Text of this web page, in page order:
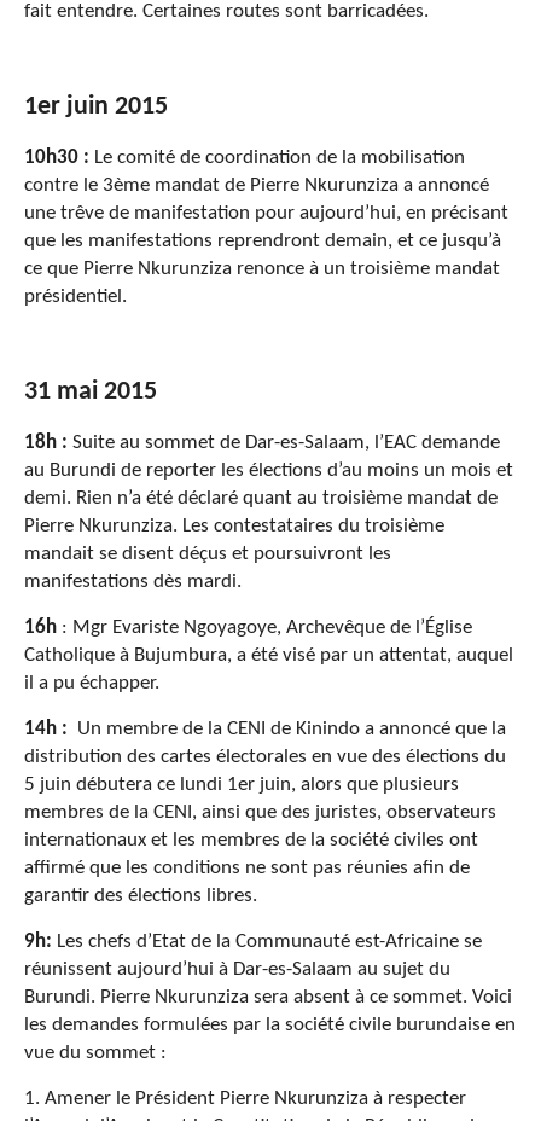
fait entendre. Certaines routes sont barricadées.
1er juin 2015
10h30 : Le comité de coordination de la mobilisation
contre le 3ème mandat de Pierre Nkurunziza a annoncé
une trêve de manifestation pour aujourd’hui, en précisant
que les manifestations reprendront demain, et ce jusqu’à
ce que Pierre Nkurunziza renonce à un troisième mandat
présidentiel.
31 mai 2015
18h : Suite au sommet de Dar-es-Salaam, l’EAC demande
au Burundi de reporter les élections d’au moins un mois et
demi. Rien n’a été déclaré quant au troisième mandat de
Pierre Nkurunziza. Les contestataires du troisième
mandait se disent déçus et poursuivront les
manifestations dès mardi.
16h : Mgr Evariste Ngoyagoye, Archevêque de l’Église
Catholique à Bujumbura, a été visé par un attentat, auquel
il a pu échapper.
14h : Un membre de la CENI de Kinindo a annoncé que la
distribution des cartes électorales en vue des élections du
5 juin débutera ce lundi 1er juin, alors que plusieurs
membres de la CENI, ainsi que des juristes, observateurs
internationaux et les membres de la société civiles ont
affirmé que les conditions ne sont pas réunies afin de
garantir des élections libres.
9h: Les chefs d’Etat de la Communauté est-Africaine se
réunissent aujourd’hui à Dar-es-Salaam au sujet du
Burundi. Pierre Nkurunziza sera absent à ce sommet. Voici
les demandes formulées par la société civile burundaise en
vue du sommet :
1. Amener le Président Pierre Nkurunziza à respecter